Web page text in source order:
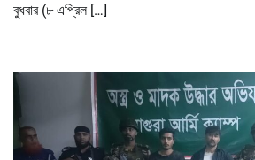
বুধবার (৮ এপ্রিল […]